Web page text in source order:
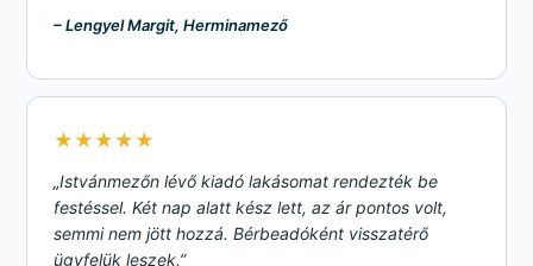
– Lengyel Margit, Herminamező
★★★★★
„Istvánmezőn lévő kiadó lakásomat rendezték be
festéssel. Két nap alatt kész lett, az ár pontos volt,
semmi nem jött hozzá. Bérbeadóként visszatérő
ügyfelük leszek.”